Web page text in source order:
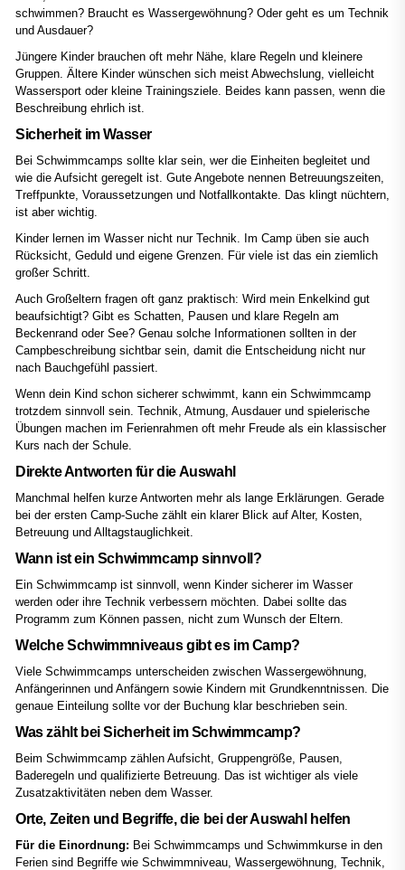
schwimmen? Braucht es Wassergewöhnung? Oder geht es um Technik
und Ausdauer?
Jüngere Kinder brauchen oft mehr Nähe, klare Regeln und kleinere
Gruppen. Ältere Kinder wünschen sich meist Abwechslung, vielleicht
Wassersport oder kleine Trainingsziele. Beides kann passen, wenn die
Beschreibung ehrlich ist.
Sicherheit im Wasser
Bei Schwimmcamps sollte klar sein, wer die Einheiten begleitet und
wie die Aufsicht geregelt ist. Gute Angebote nennen Betreuungszeiten,
Treffpunkte, Voraussetzungen und Notfallkontakte. Das klingt nüchtern,
ist aber wichtig.
Kinder lernen im Wasser nicht nur Technik. Im Camp üben sie auch
Rücksicht, Geduld und eigene Grenzen. Für viele ist das ein ziemlich
großer Schritt.
Auch Großeltern fragen oft ganz praktisch: Wird mein Enkelkind gut
beaufsichtigt? Gibt es Schatten, Pausen und klare Regeln am
Beckenrand oder See? Genau solche Informationen sollten in der
Campbeschreibung sichtbar sein, damit die Entscheidung nicht nur
nach Bauchgefühl passiert.
Wenn dein Kind schon sicherer schwimmt, kann ein Schwimmcamp
trotzdem sinnvoll sein. Technik, Atmung, Ausdauer und spielerische
Übungen machen im Ferienrahmen oft mehr Freude als ein klassischer
Kurs nach der Schule.
Direkte Antworten für die Auswahl
Manchmal helfen kurze Antworten mehr als lange Erklärungen. Gerade
bei der ersten Camp-Suche zählt ein klarer Blick auf Alter, Kosten,
Betreuung und Alltagstauglichkeit.
Wann ist ein Schwimmcamp sinnvoll?
Ein Schwimmcamp ist sinnvoll, wenn Kinder sicherer im Wasser
werden oder ihre Technik verbessern möchten. Dabei sollte das
Programm zum Können passen, nicht zum Wunsch der Eltern.
Welche Schwimmniveaus gibt es im Camp?
Viele Schwimmcamps unterscheiden zwischen Wassergewöhnung,
Anfängerinnen und Anfängern sowie Kindern mit Grundkenntnissen. Die
genaue Einteilung sollte vor der Buchung klar beschrieben sein.
Was zählt bei Sicherheit im Schwimmcamp?
Beim Schwimmcamp zählen Aufsicht, Gruppengröße, Pausen,
Baderegeln und qualifizierte Betreuung. Das ist wichtiger als viele
Zusatzaktivitäten neben dem Wasser.
Orte, Zeiten und Begriffe, die bei der Auswahl helfen
Für die Einordnung: Bei Schwimmcamps und Schwimmkurse in den
Ferien sind Begriffe wie Schwimmniveau, Wassergewöhnung, Technik,